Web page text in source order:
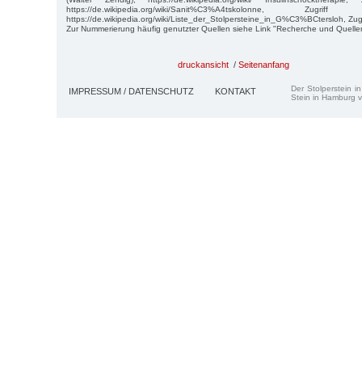
https://de.wikipedia.org/wiki/Sanit%C3%A4tskolonne,
https://de.wikipedia.org/wiki/Liste_der_Stolpersteine_in_G%C3%BCtersloh,
Zur Nummerierung häufig genutzter Quellen siehe Link "Recherche und
druckansicht / Seitenanfang
IMPRESSUM / DATENSCHUTZ KONTAKT
Der Stolperstein
Stein in Hamburg